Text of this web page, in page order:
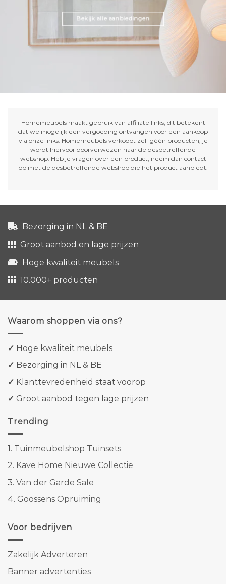
Bekijk alle aanbiedingen
Homemeubels maakt gebruik van affiliate links, dit betekent
dat we mogelijk een vergoeding ontvangen voor een aankoop
via onze links. Homemeubels verkoopt zelf géén producten, je
wordt hiervoor doorverwezen naar de desbetreffende
webshop. Heb je vragen over een product, neem dan contact
op met de desbetreffende webshop die het product aanbiedt.
Bezorging in NL & BE
Groot aanbod en lage prijzen
Hoge kwaliteit meubels
10.000+ producten
Waarom shoppen via ons?
✓ Hoge kwaliteit meubels
✓ Bezorging in NL & BE
✓ Klanttevredenheid staat voorop
✓ Groot aanbod tegen lage prijzen
Trending
1. Tuinmeubelshop Tuinsets
2. Kave Home Nieuwe Collectie
3. Van der Garde Sale
4. Goossens Opruiming
Voor bedrijven
Zakelijk Adverteren
Banner advertenties